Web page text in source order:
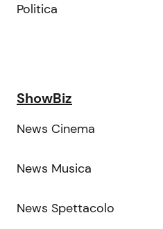
Politica
ShowBiz
News Cinema
News Musica
News Spettacolo